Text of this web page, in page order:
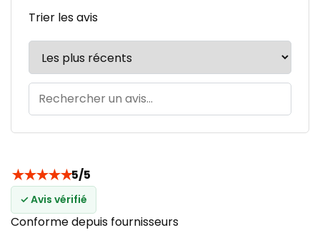
Trier les avis
★★★★★5/5
✓ Avis vérifié
Conforme depuis fournisseurs